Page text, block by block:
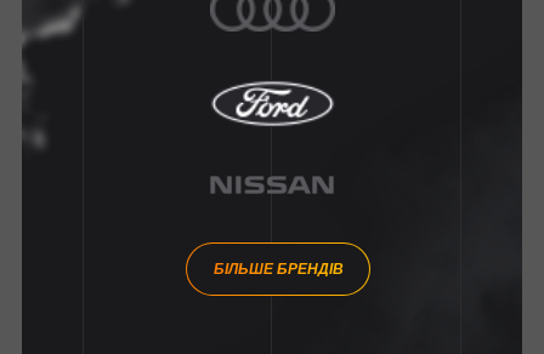
БІЛЬШЕ БРЕНДІВ